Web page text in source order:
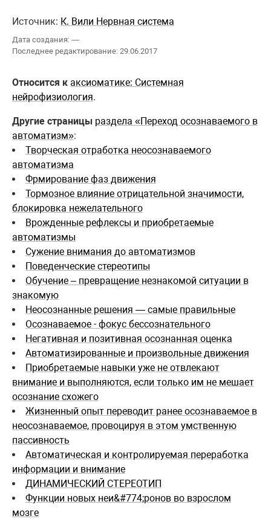
Источник: К. Вили Нервная система
Дата создания: —
Последнее редактирование: 29.06.2017
Относится к аксиоматике: Системная
нейрофизиология.
Другие страницы раздела «Переход осознаваемого в
автоматизм»:
Творческая отработка неосознаваемого
автоматизма
Фрмирование фаз движения
Тормозное влияние отрицательной значимости,
блокировка нежелательного
Врожденные рефлексы и приобретаемые
автоматизмы
Сужение внимания до автоматизмов
Поведенческие стереотипы
Обучение – превращение незнакомой ситуации в
знакомую
Неосознанные решения — самые правильные
Осознаваемое - фокус бессознательного
Негативная и позитивная осознанная оценка
Автоматизированные и произвольные движения
Приобретаемые навыки уже не отвлекают
внимание и выполняются, если только им не мешает
осознание схожего
Жизненный опыт переводит ранее осознаваемое в
неосознаваемое, провоцируя в этом умственную
пассивность
Автоматическая и контролируемая переработка
информации и внимание
ДИНАМИЧЕСКИЙ СТЕРЕОТИП
Функции новых неи&#774;ронов во взрослом
мозге